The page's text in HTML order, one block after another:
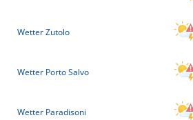
Wetter Zutolo
Wetter Porto Salvo
Wetter Paradisoni